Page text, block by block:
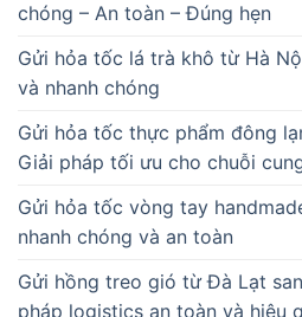
chóng – An toàn – Đúng hẹn
Gửi hỏa tốc lá trà khô từ Hà
và nhanh chóng
Gửi hỏa tốc thực phẩm đông
Giải pháp tối ưu cho chuỗi
Gửi hỏa tốc vòng tay
nhanh chóng và an toàn
Gửi hồng treo gió từ Đà Lạt
pháp logistics an toàn và hiệu